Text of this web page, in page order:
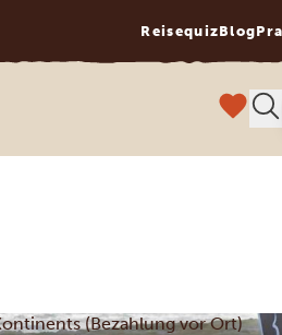
ReisequizBlog
(Bezahlung vor Ort)